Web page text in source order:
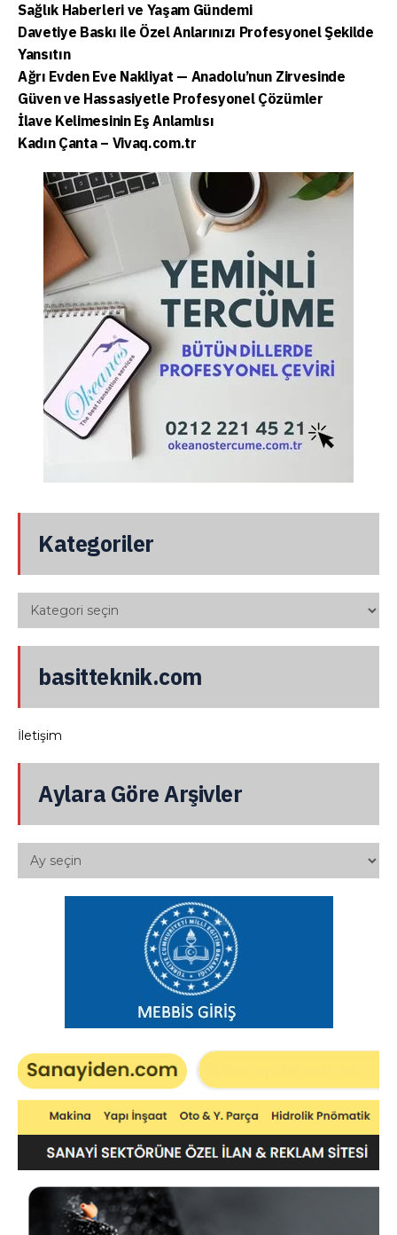
Sağlık Haberleri ve Yaşam Gündemi
Davetiye Baskı ile Özel Anlarınızı Profesyonel Şekilde
Yansıtın
Ağrı Evden Eve Nakliyat — Anadolu’nun Zirvesinde
Güven ve Hassasiyetle Profesyonel Çözümler
İlave Kelimesinin Eş Anlamlısı
Kadın Çanta – Vivaq.com.tr
Kategoriler
basitteknik.com
İletişim
Aylara Göre Arşivler